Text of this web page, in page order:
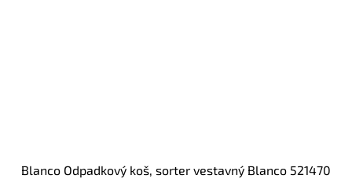
Blanco Odpadkový koš, sorter vestavný Blanco 521470